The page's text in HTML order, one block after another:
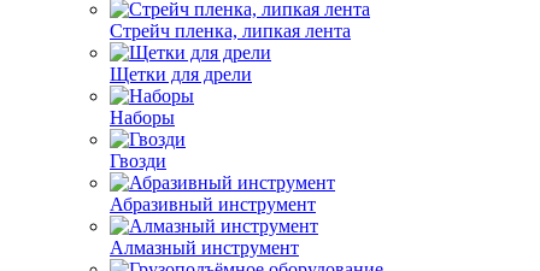
Стрейч пленка, липкая лента
Щетки для дрели
Наборы
Гвозди
Абразивный инструмент
Алмазный инструмент